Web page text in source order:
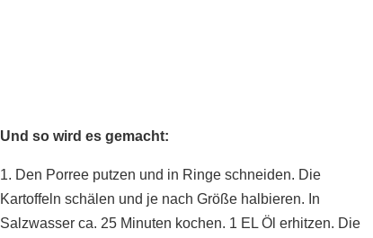
Und so wird es gemacht:
1. Den Porree putzen und in Ringe schneiden. Die
Kartoffeln schälen und je nach Größe halbieren. In
Salzwasser ca. 25 Minuten kochen. 1 EL Öl erhitzen. Die